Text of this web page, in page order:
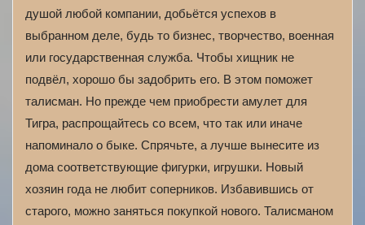
душой любой компании, добьётся успехов в
выбранном деле, будь то бизнес, творчество, военная
или государственная служба. Чтобы хищник не
подвёл, хорошо бы задобрить его. В этом поможет
талисман. Но прежде чем приобрести амулет для
Тигра, распрощайтесь со всем, что так или иначе
напоминало о быке. Спрячьте, а лучше вынесите из
дома соответствующие фигурки, игрушки. Новый
хозяин года не любит соперников. Избавившись от
старого, можно заняться покупкой нового. Талисманом